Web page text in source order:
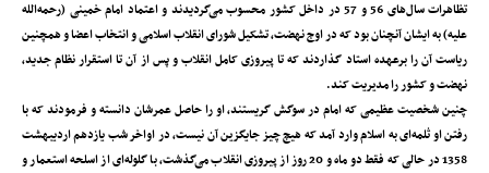
تظاهرات سال‌های 56 و 57 در داخل کشور محسوب می‌گردیدند و اعتماد امام خمینی (رحمه‌الله
علیه) به ایشان آنچنان بود که در اوج نهضت، تشکیل شورای انقلاب اسلامی و انتخاب اعضا و همچنین
ریاست آن را برعهده استاد گذاردند که تا پیروزی کامل انقلاب و پس از آن تا استقرار نظام جدید،
نهضت و کشور را مدیریت کند.
چنین شخصیت عظیمی ‌که امام در سوگش ‌‌گریستند، او را حاصل عمرشان دانسته و فرمودند که با
رفتن او ثلمه‌ای به اسلام وارد آمد که هیچ چیز جایگزین آن نیست‌، در اواخر شب یازدهم اردیبهشت
1358 در حالی که فقط دو ماه و 20 روز از پیروزی انقلاب می‌گذشت، با گلوله‌ای از اسلحه استعمار و